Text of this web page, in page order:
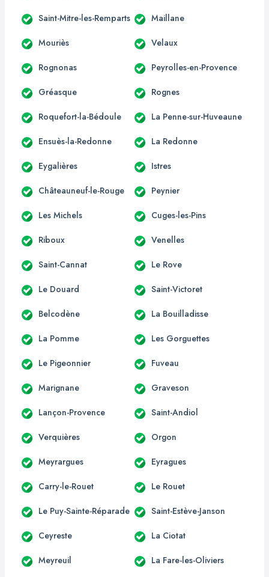
Saint-Mitre-les-Remparts Maillane
Mouriès Velaux
Rognonas Peyrolles-en-Provence
Gréasque Rognes
Roquefort-la-Bédoule La Penne-sur-Huveaune
Ensuès-la-Redonne La Redonne
Eygalières Istres
Châteauneuf-le-Rouge Peynier
Les Michels Cuges-les-Pins
Riboux Venelles
Saint-Cannat Le Rove
Le Douard Saint-Victoret
Belcodène La Bouilladisse
La Pomme Les Gorguettes
Le Pigeonnier Fuveau
Marignane Graveson
Lançon-Provence Saint-Andiol
Verquières Orgon
Meyrargues Eyragues
Carry-le-Rouet Le Rouet
Le Puy-Sainte-Réparade Saint-Estève-Janson
Ceyreste La Ciotat
Meyreuil La Fare-les-Oliviers